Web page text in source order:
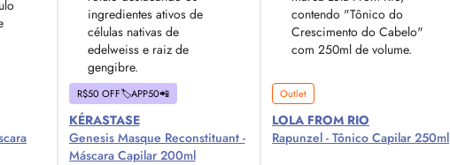
R$50 OFF🏷️APP50📲
KÉRASTASE
Genesis Masque Reconstituant -
Máscara Capilar 200ml
Outlet
LOLA FROM RIO
Rapunzel - Tônico Capilar 250ml